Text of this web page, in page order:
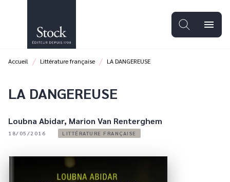
PIED DE PAGE
menu
Accueil / Littérature française / LA DANGEREUSE
LA DANGEREUSE
Loubna Abidar, Marion Van Renterghem
18/05/2016 LITTÉRATURE FRANÇAISE